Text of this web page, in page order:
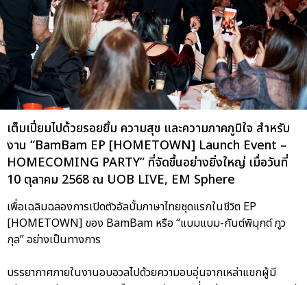
เต็มเปี่ยมไปด้วยรอยยิ้ม ความสุข และความภาคภูมิใจ สำหรับ
งาน “BamBam EP [HOMETOWN] Launch Event –
HOMECOMING PARTY” ที่จัดขึ้นอย่างยิ่งใหญ่ เมื่อวันที่
10 ตุลาคม 2568 ณ UOB LIVE, EM Sphere
เพื่อเฉลิมฉลองการเปิดตัวอัลบั้มภาษาไทยชุดแรกในชีวิต EP
[HOMETOWN] ของ BamBam หรือ “แบมแบม-กันต์พิมุกต์ ภูว
กุล” อย่างเป็นทางการ
บรรยากาศภายในงานอบอวลไปด้วยความอบอุ่นจากเหล่าแขกผู้มี